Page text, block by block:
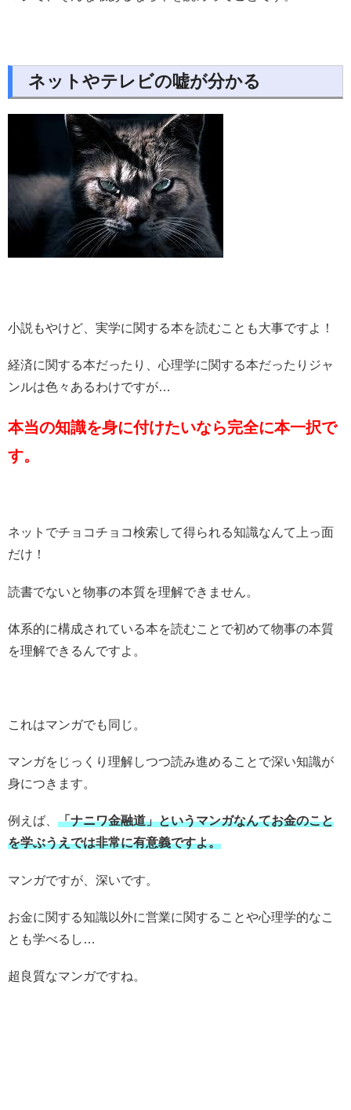
ネットやテレビの嘘が分かる
小説もやけど、実学に関する本を読むことも大事ですよ！
経済に関する本だったり、心理学に関する本だったりジャ
ンルは色々あるわけですが…
本当の知識を身に付けたいなら完全に本一択で
す。
ネットでチョコチョコ検索して得られる知識なんて上っ面
だけ！
読書でないと物事の本質を理解できません。
体系的に構成されている本を読むことで初めて物事の本質
を理解できるんですよ。
これはマンガでも同じ。
マンガをじっくり理解しつつ読み進めることで深い知識が
身につきます。
例えば、 「ナニワ金融道」というマンガなんてお金のこと
を学ぶうえでは非常に有意義ですよ。
マンガですが、深いです。
お金に関する知識以外に営業に関することや心理学的なこ
とも学べるし…
超良質なマンガですね。